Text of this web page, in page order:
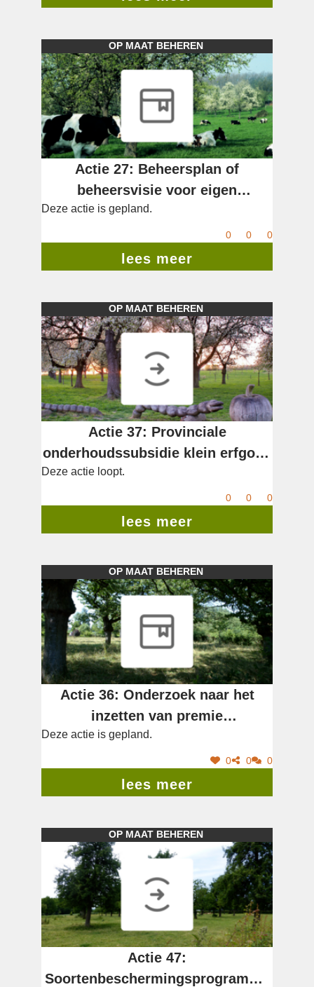
OP MAAT BEHEREN
Actie 27: Beheersplan of
beheersvisie voor eigen
hoogstamboomgaarden opmaken
Deze actie is gepland.
0 0 0
lees meer
OP MAAT BEHEREN
Actie 37: Provinciale
onderhoudssubsidie klein erfgoed
en ondersteuningsovereenkomst
Deze actie loopt.
0 0 0
lees meer
OP MAAT BEHEREN
Actie 36: Onderzoek naar het
inzetten van premie
cultuurhistorische
landschapszorg.
Deze actie is gepland.
0 0 0
lees meer
OP MAAT BEHEREN
Actie 47:
Soortenbeschermingsprogramma